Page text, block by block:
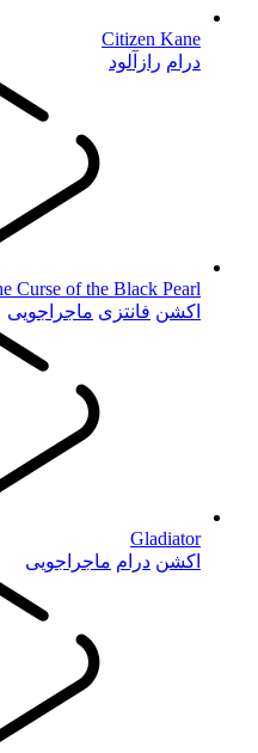
Citizen Kane
درام رازآلود
Curse of the Black Pearl
اکشن فانتزی ماجراجویی
Gladiator
اکشن درام ماجراجویی